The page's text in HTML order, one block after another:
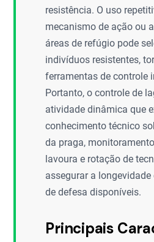
resistência. O uso
mecanismo de ação ou
áreas de refúgio pode
indivíduos resistentes,
ferramentas de controle
Portanto, o controle de
atividade dinâmica que
conhecimento técnico
da praga,
lavoura e rotação de
assegurar a
de defesa disponíveis.
Principais